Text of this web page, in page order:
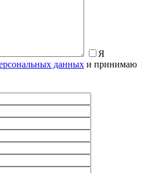
Я
данных и принимаю